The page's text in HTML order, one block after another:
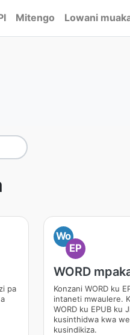
Mitengo Lowani
pa
Wo
EP
WORD
Konzani WORD ku
intaneti mwaulere.
WORD ku EPUB ku
kusinthidwa kwa
kusindikiza.